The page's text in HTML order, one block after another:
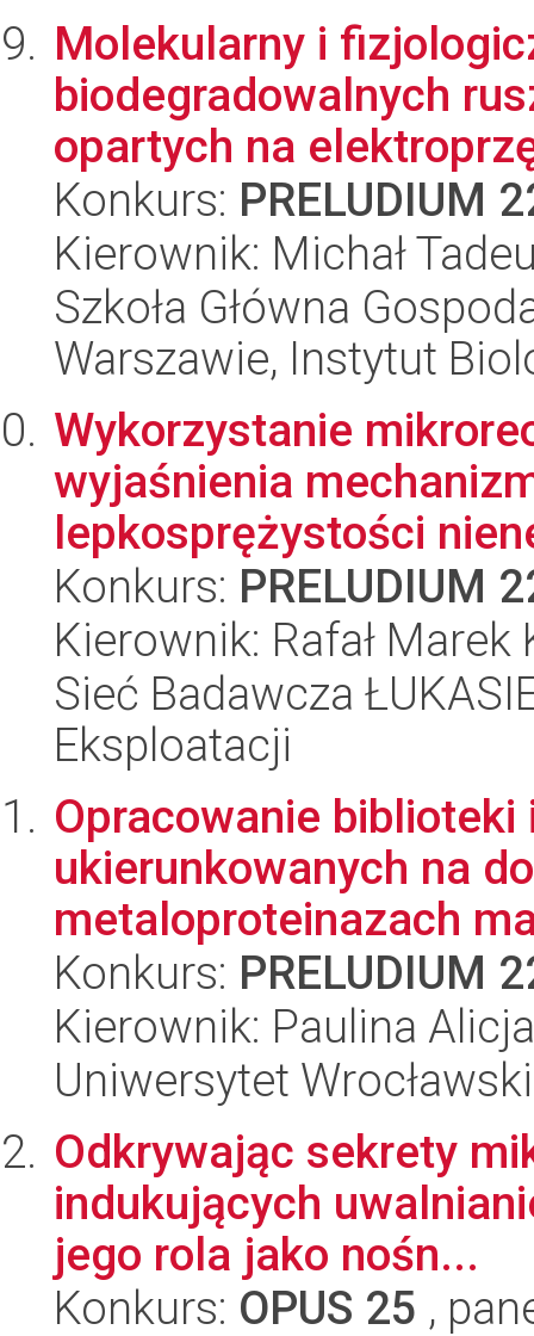
Molekularny i
biodegradowalnych
opartych na
Konkurs: PRELUDIUM
Kierownik: Michał
Szkoła Główna
Warszawie, Instytut
Wykorzystanie
wyjaśnienia
lepkosprężystości
Konkurs: PRELUDIUM
Kierownik: Rafał Marek
Sieć Badawcza
Eksploatacji
Opracowanie
ukierunkowanych na
metaloproteinazach
Konkurs: PRELUDIUM
Kierownik: Paulina
Uniwersytet
Odkrywając sekrety
indukujących
jego rola jako nośn...
Konkurs: OPUS 25 ,